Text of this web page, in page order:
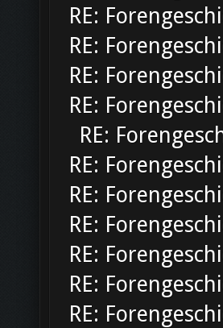
RE:
RE:
RE:
RE:
RE:
RE:
RE:
RE:
RE:
RE:
RE: